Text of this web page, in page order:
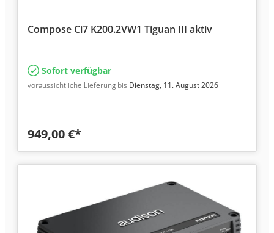
Compose Ci7 K200.2VW1 Tiguan III aktiv
Sofort verfügbar
voraussichtliche Lieferung bis Dienstag, 11. August 2026
949,00 €*